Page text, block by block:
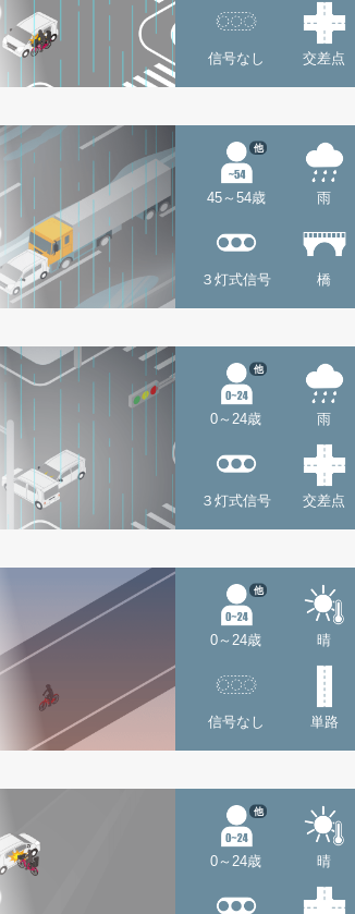
信号なし 交差点
45～54歳
他
雨
３灯式信号 橋
0～24歳
他
雨
３灯式信号 交差点
0～24歳
他
晴
信号なし 単路
0～24歳
他
晴